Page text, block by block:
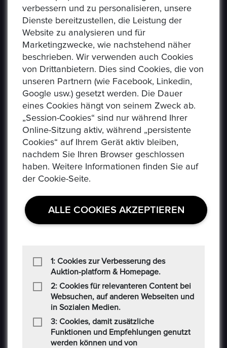
Epoxa ist eine Online-Plattform, mit der Benutzer
Münzen, Medaillen, Edelmetalle und andere
Sammlerstücke auf einer E-Auction-Plattform in den
Formaten Jetzt kaufen / Angebot / Gebot kaufen und
verkaufen können. Epoxa bietet zusätzlich einen
Umtauschservice von DM zu EUR an. Mit diesem
Service können Personen, die sich weit entfernt von
den regionalen Standorten der Bundesbank befinden
(www.ezb.europa.eu), ihre DM-Währung in Euro
umtauschen.
verbessern und zu personalisieren, unsere
Dienste bereitzustellen, die Leistung der
Website zu analysieren und für
Marketingzwecke, wie nachstehend näher
beschrieben. Wir verwenden auch Cookies
von Drittanbietern. Dies sind Cookies, die von
unseren Partnern (wie Facebook, Linkedin,
Google usw.) gesetzt werden. Die Dauer
eines Cookies hängt von seinem Zweck ab.
„Session-Cookies“ sind nur während Ihrer
Online-Sitzung aktiv, während „persistente
Cookies“ auf Ihrem Gerät aktiv bleiben,
nachdem Sie Ihren Browser geschlossen
haben. Weitere Informationen finden Sie auf
der Cookie-Seite.
ALLE COOKIES AKZEPTIEREN
1: Cookies zur Verbesserung des
Auktion-platform & Homepage.
2: Cookies für relevanteren Content bei
Websuchen, auf anderen Webseiten und
in Sozialen Medien.
3: Cookies, damit zusätzliche
Funktionen und Empfehlungen genutzt
werden können und von